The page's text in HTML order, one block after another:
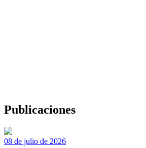
Publicaciones
08 de julio de 2026